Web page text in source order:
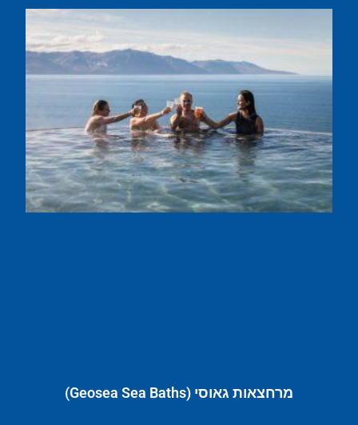
מרחצאות גאוסי (Geosea Sea Baths)